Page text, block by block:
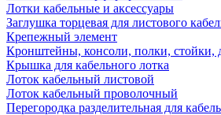
Лотки кабельные и аксессуары
Заглушка торцевая для листового
Крепежный элемент
Кронштейны, консоли, полки, стойки,
Крышка для кабельного лотка
Лоток кабельный листовой
Лоток кабельный проволочный
Перегородка разделительная для